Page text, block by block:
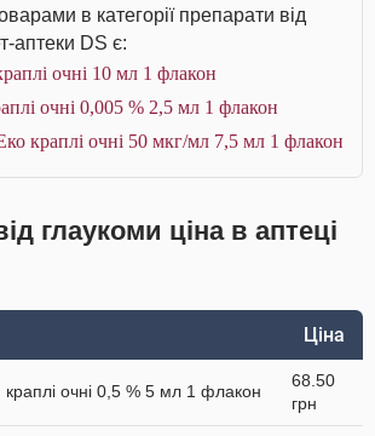
в категорії препарати від
аптеки DS є:
очні 10 мл 1 флакон
очні 0,005 % 2,5 мл 1 флакон
краплі очні 50 мкг/мл 7,5 мл 1 флакон
глаукоми ціна в аптеці
Ціна
очні 0,5 % 5 мл 1 флакон
68.50
грн